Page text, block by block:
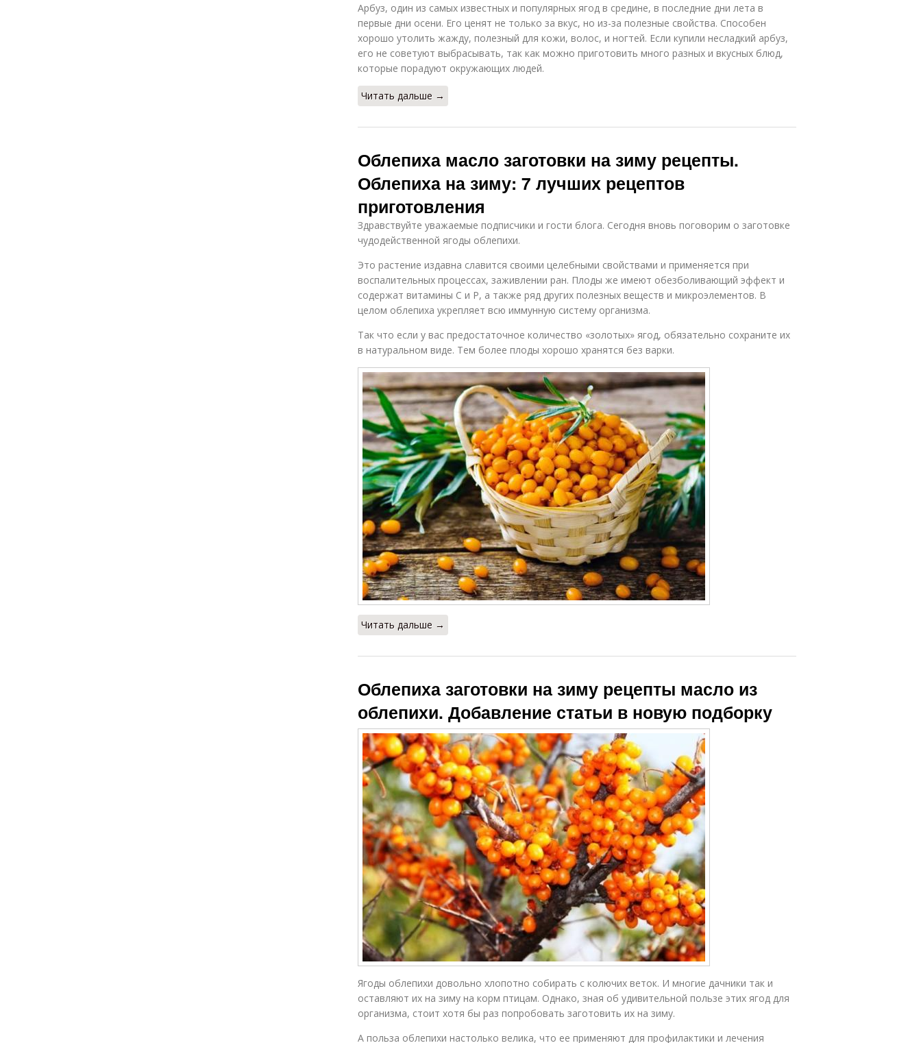
Арбуз, один из самых известных и популярных ягод в средине, в последние дни лета в
первые дни осени. Его ценят не только за вкус, но из-за полезные свойства. Способен
хорошо утолить жажду, полезный для кожи, волос, и ногтей. Если купили несладкий арбуз,
его не советуют выбрасывать, так как можно приготовить много разных и вкусных блюд,
которые порадуют окружающих людей.
Читать дальше →
Облепиха масло заготовки на зиму рецепты.
Облепиха на зиму: 7 лучших рецептов
приготовления
Здравствуйте уважаемые подписчики и гости блога. Сегодня вновь поговорим о заготовке
чудодейственной ягоды облепихи.
Это растение издавна славится своими целебными свойствами и применяется при
воспалительных процессах, заживлении ран. Плоды же имеют обезболивающий эффект и
содержат витамины С и Р, а также ряд других полезных веществ и микроэлементов. В
целом облепиха укрепляет всю иммунную систему организма.
Так что если у вас предостаточное количество «золотых» ягод, обязательно сохраните их
в натуральном виде. Тем более плоды хорошо хранятся без варки.
Читать дальше →
Облепиха заготовки на зиму рецепты масло из
облепихи. Добавление статьи в новую подборку
Ягоды облепихи довольно хлопотно собирать с колючих веток. И многие дачники так и
оставляют их на зиму на корм птицам. Однако, зная об удивительной пользе этих ягод для
организма, стоит хотя бы раз попробовать заготовить их на зиму.
А польза облепихи настолько велика, что ее применяют для профилактики и лечения